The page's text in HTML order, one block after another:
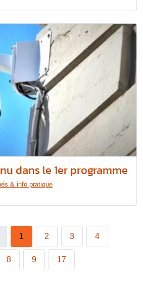
dans le 1er programme
& info pratique
1 2 3 4
8 9 17